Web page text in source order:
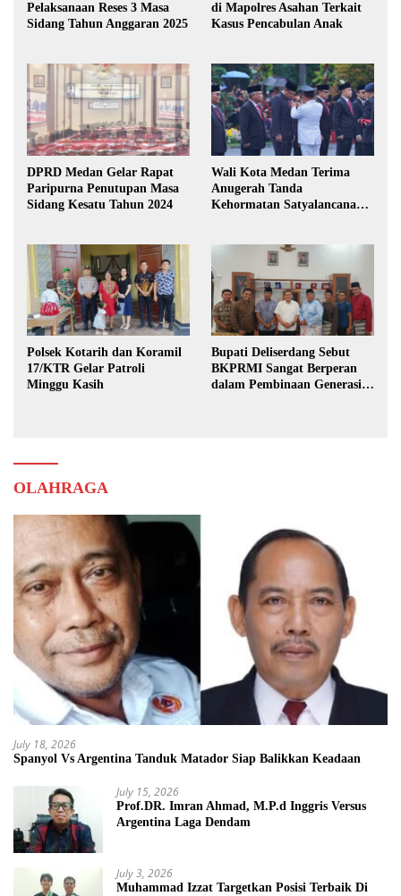
Pelaksanaan Reses 3 Masa
Sidang Tahun Anggaran 2025
di Mapolres Asahan Terkait
Kasus Pencabulan Anak
DPRD Medan Gelar Rapat
Paripurna Penutupan Masa
Sidang Kesatu Tahun 2024
Wali Kota Medan Terima
Anugerah Tanda
Kehormatan Satyalancana
Polsek Kotarih dan Koramil
17/KTR Gelar Patroli
Minggu Kasih
Bupati Deliserdang Sebut
BKPRMI Sangat Berperan
dalam Pembinaan Generasi
OLAHRAGA
July 18, 2026
Spanyol Vs Argentina Tanduk Matador Siap Balikkan Keadaan
July 15, 2026
Prof.DR. Imran Ahmad, M.P.d Inggris Versus
Argentina Laga Dendam
July 3, 2026
Muhammad Izzat Targetkan Posisi Terbaik Di